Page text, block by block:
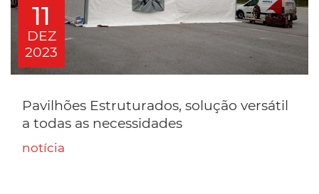
11
DEZ
2023
Pavilhões Estruturados, solução versátil
a todas as necessidades
notícia